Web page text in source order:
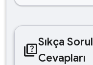
quizSıkça
Cevapları